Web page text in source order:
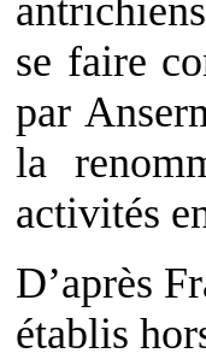
se faire
par
la
activités
D’après
établis